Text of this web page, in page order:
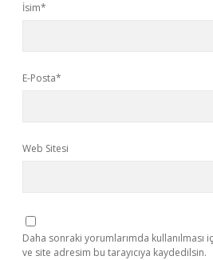
İsim*
E-Posta*
Web Sitesi
Daha sonraki yorumlarımda kullanılması
ve site adresim bu tarayıcıya kaydedilsin.